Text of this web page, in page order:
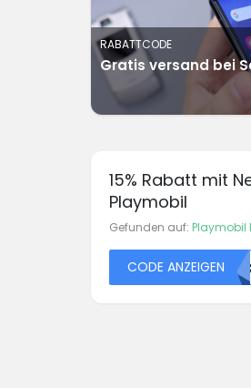
RABATTCODE
Gratis versand bei
15% Rabatt mit
Playmobil
Gefunden auf: Playmobil
CODE ANZEIGEN